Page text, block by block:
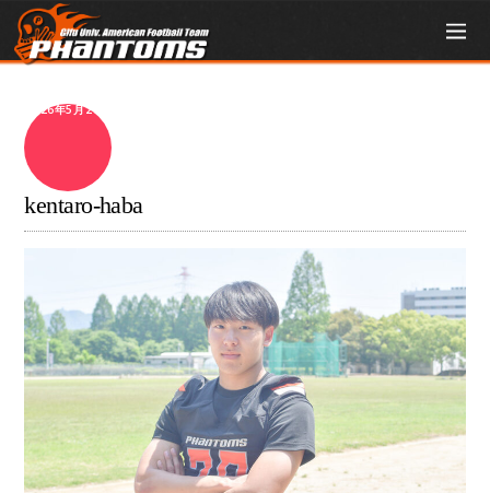
2026年5月21日
kentaro-haba